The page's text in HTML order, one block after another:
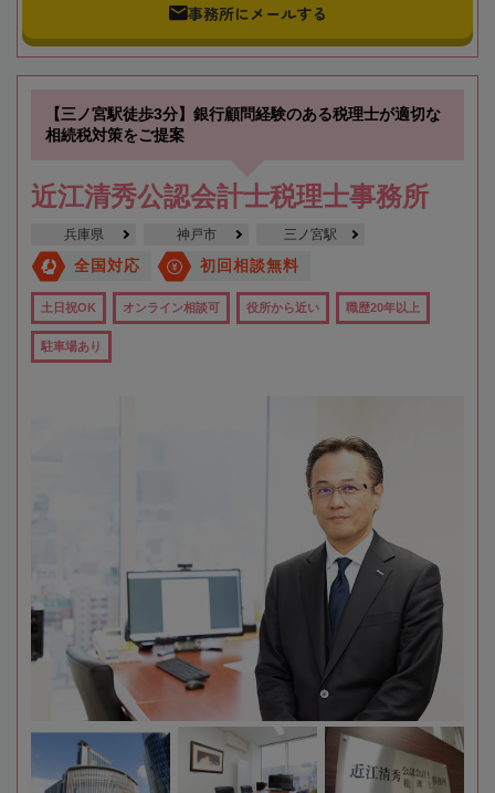
事務所にメールする
【三ノ宮駅徒歩3分】銀行顧問経験のある税理士が適切な
相続税対策をご提案
近江清秀公認会計士税理士事務所
兵庫県 神戸市 三ノ宮駅
全国対応 初回相談無料
土日祝OK オンライン相談可 役所から近い 職歴20年以上
駐車場あり